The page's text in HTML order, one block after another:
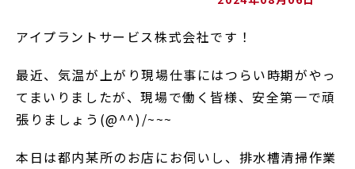
アイプラントサービス株式会社です！
最近、気温が上がり現場仕事にはつらい時期がやっ
てまいりましたが、現場で働く皆様、安全第一で頑
張りましょう(@^^)/~~~
本日は都内某所のお店にお伺いし、排水槽清掃作業